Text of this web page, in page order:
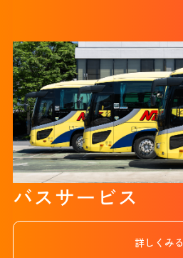
バスサービス
詳しくみる